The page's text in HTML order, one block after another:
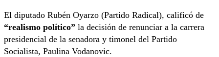
El diputado Rubén Oyarzo (Partido Radical), calificó de
“realismo político” la decisión de renunciar a la carrera
presidencial de la senadora y timonel del Partido
Socialista, Paulina Vodanovic.